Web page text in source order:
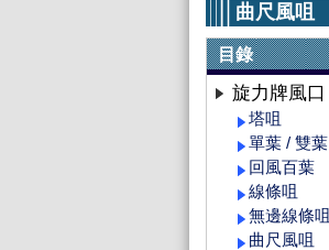
曲尺風咀
目錄
旋力牌風口
塔咀
單葉 / 雙葉
回風百葉
線條咀
無邊線條咀
曲尺風咀